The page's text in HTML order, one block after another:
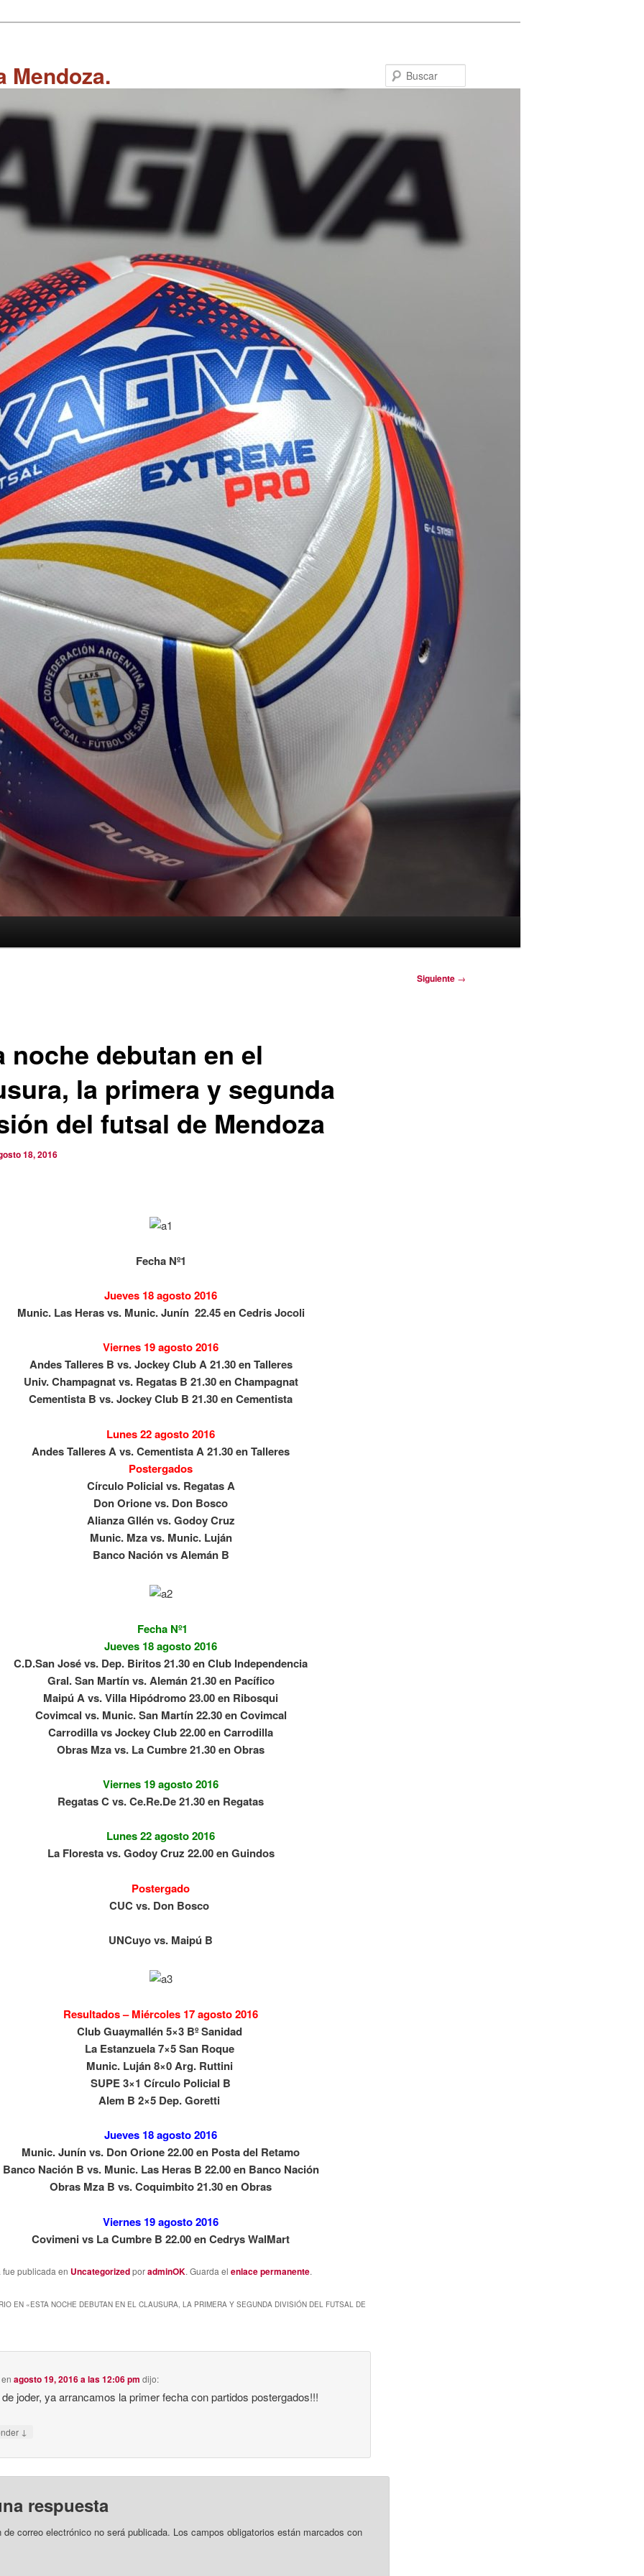
Mendoza.
Siguiente →
noche debutan en el
la primera y segunda
del futsal de Mendoza
18, 2016
Fecha Nº1
Jueves 18 agosto 2016
Munic. Las Heras vs. Munic. Junín 22.45 en Cedris Jocoli
Viernes 19 agosto 2016
Andes Talleres B vs. Jockey Club A 21.30 en Talleres
Univ. Champagnat vs. Regatas B 21.30 en Champagnat
Cementista B vs. Jockey Club B 21.30 en Cementista
Lunes 22 agosto 2016
Andes Talleres A vs. Cementista A 21.30 en Talleres
Postergados
Círculo Policial vs. Regatas A
Don Orione vs. Don Bosco
Alianza Gllén vs. Godoy Cruz
Munic. Mza vs. Munic. Luján
Banco Nación vs Alemán B
Fecha Nº1
Jueves 18 agosto 2016
C.D.San José vs. Dep. Biritos 21.30 en Club Independencia
Gral. San Martín vs. Alemán 21.30 en Pacífico
Maipú A vs. Villa Hipódromo 23.00 en Ribosqui
Covimcal vs. Munic. San Martín 22.30 en Covimcal
Carrodilla vs Jockey Club 22.00 en Carrodilla
Obras Mza vs. La Cumbre 21.30 en Obras
Viernes 19 agosto 2016
Regatas C vs. Ce.Re.De 21.30 en Regatas
Lunes 22 agosto 2016
La Floresta vs. Godoy Cruz 22.00 en Guindos
Postergado
CUC vs. Don Bosco
UNCuyo vs. Maipú B
Resultados – Miércoles 17 agosto 2016
Club Guaymallén 5×3 Bº Sanidad
La Estanzuela 7×5 San Roque
Munic. Luján 8×0 Arg. Ruttini
SUPE 3×1 Círculo Policial B
Alem B 2×5 Dep. Goretti
Jueves 18 agosto 2016
Munic. Junín vs. Don Orione 22.00 en Posta del Retamo
Banco Nación B vs. Munic. Las Heras B 22.00 en Banco Nación
Obras Mza B vs. Coquimbito 21.30 en Obras
Viernes 19 agosto 2016
Covimeni vs La Cumbre B 22.00 en Cedrys WalMart
fue publicada en UncategorizedporadminOK. Guarda el enlace permanente.
EN «ESTA NOCHE DEBUTAN EN EL CLAUSURA, LA PRIMERA Y SEGUNDA DIVISIÓN DEL FUTSAL DE
enagosto 19, 2016 a las 12:06 pm dijo:
joder, ya arrancamos la primer fecha con partidos postergados!!!
↓
respuesta
de correo electrónico no será publicada. Los campos obligatorios están marcados con